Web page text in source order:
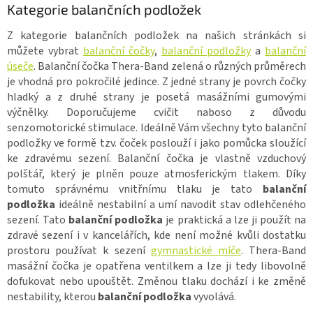
Kategorie balančních podložek
Z kategorie balančních podložek na našich stránkách si
můžete vybrat balanční čočky, balanční podložkya balanční
úseče. Balanční čočka Thera-Band zelená o různých průměrech
je vhodná pro pokročilé jedince. Z jedné strany je povrch čočky
hladký a z druhé strany je posetá masážními gumovými
výčnělky. Doporučujeme cvičit naboso z důvodu
senzomotorické stimulace. Ideálně Vám všechny tyto balanční
podložky ve formě tzv. čoček poslouží i jako pomůcka sloužící
ke zdravému sezení. Balanční čočka je vlastně vzduchový
polštář, který je plněn pouze atmosferickým tlakem. Díky
tomuto správnému vnitřnímu tlaku je tato balanční
podložka ideálně nestabilní a umí navodit stav odlehčeného
sezení. Tato balanční podložka je praktická a lze ji použít na
zdravé sezení i v kancelářích, kde není možné kvůli dostatku
prostoru používat k sezení gymnastické míče. Thera-Band
masážní čočka je opatřena ventilkem a lze ji tedy libovolně
dofukovat nebo upouštět. Změnou tlaku dochází i ke změně
nestability, kterou balanční podložkavyvolává.